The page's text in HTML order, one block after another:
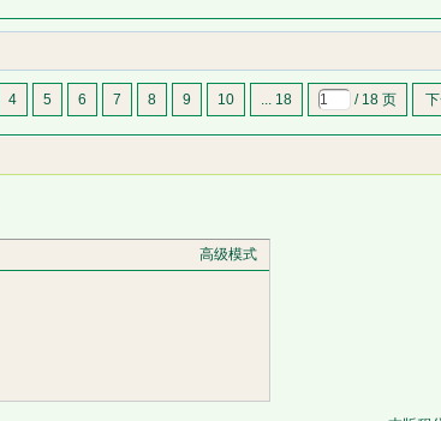
4 5 6 7 8 9 10 ... 18 / 18 页
高级模式